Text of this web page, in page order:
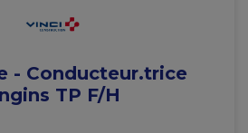
- Conducteur.trice
TP F/H